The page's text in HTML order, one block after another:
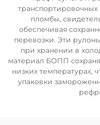
транспортировочных
пломбы,
обеспечивая
перевозки. Эти
при хранении в
материал БОПП
низких температурах,
упаковки